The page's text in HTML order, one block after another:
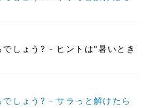
でしょう? - ヒントは"暑いとき
でしょう? - サラっと解けたら